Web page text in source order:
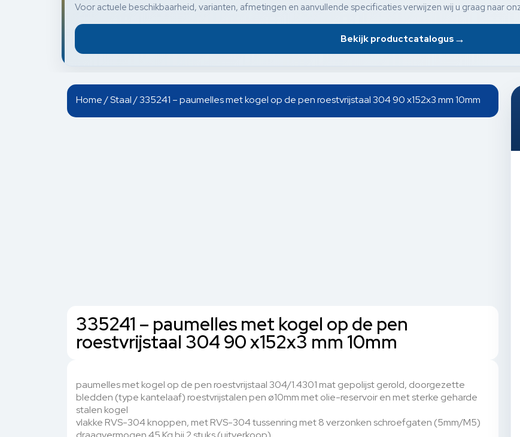
Voor actuele beschikbaarheid, varianten, afmetingen en aanvullende specificaties verwijzen wij u graag naar
Bekijk productcatalogus →
Home/Staal/ 335241 – paumelles met kogel op de pen roestvrijstaal 304 90 x152x3 mm 10mm
335241 – paumelles met kogel op de pen
roestvrijstaal 304 90 x152x3 mm 10mm
paumelles met kogel op de pen roestvrijstaal 304/1.4301 mat gepolijst gerold, doorgezette
bledden (type kantelaaf) roestvrijstalen pen ø10mm met olie-reservoir en met sterke geharde
stalen kogel
vlakke RVS-304 knoppen, met RVS-304 tussenring met 8 verzonken schroefgaten (5mm/M5)